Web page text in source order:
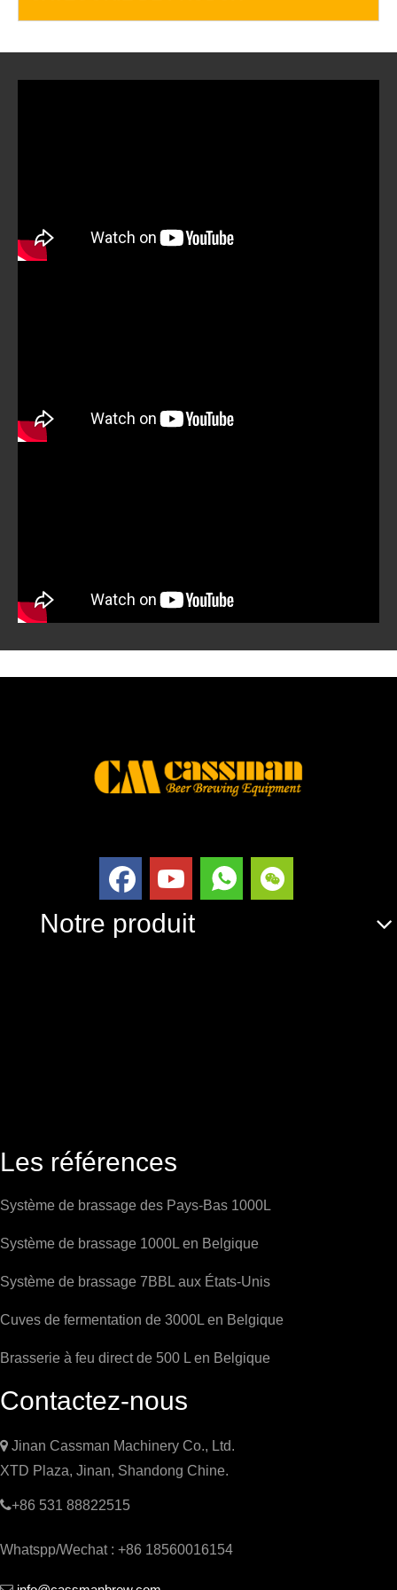
Notre produit
Les références
Système de brassage des Pays-Bas 1000L
Système de brassage 1000L en Belgique
Système de brassage 7BBL aux États-Unis
Cuves de fermentation de 3000L en Belgique
Brasserie à feu direct de 500 L en Belgique
Contactez-nous
 Jinan Cassman Machinery Co., Ltd.
XTD Plaza, Jinan, Shandong Chine.
+86 531 88822515
Whatspp/Wechat : +86 18560016154